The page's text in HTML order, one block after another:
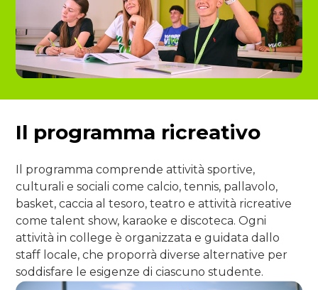
Il programma ricreativo
Il programma comprende attività sportive,
culturali e sociali come calcio, tennis, pallavolo,
basket, caccia al tesoro, teatro e attività ricreative
come talent show, karaoke e discoteca. Ogni
attività in college è organizzata e guidata dallo
staff locale, che proporrà diverse alternative per
soddisfare le esigenze di ciascuno studente.